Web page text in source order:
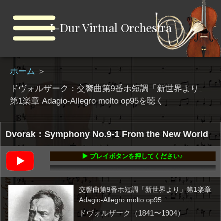
I-Dur Virtual Orchestra
ホーム ＞
ドヴォルザーク：交響曲第9番ホ短調「新世界より」
第1楽章 Adagio-Allegro molto op95を聴く
Dvorak：Symphony No.9-1 From the New World
▶️ プレイボタンを押してください♪
交響曲第9番ホ短調「新世界より」第1楽章
Adagio-Allegro molto op95
ドヴォルザーク（1841〜1904）